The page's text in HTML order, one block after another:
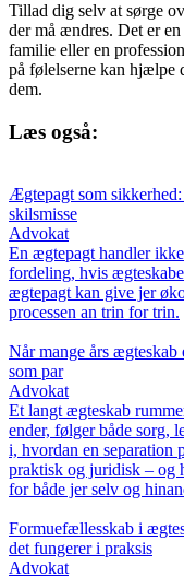
Tillad dig selv at sørge
der må ændres. Det er
familie eller en
på følelserne kan hjælpe
dem.
Læs også:
Ægtepagt som
skilsmisse
Advokat
En ægtepagt handler
fordeling, hvis
ægtepagt kan give jer
processen an trin for trin.
Når mange års ægteskab
som par
Advokat
Et langt ægteskab
ender, følger både sorg,
i, hvordan en separation
praktisk og juridisk – og
for både jer selv og
Formuefællesskab i
det fungerer i praksis
Advokat